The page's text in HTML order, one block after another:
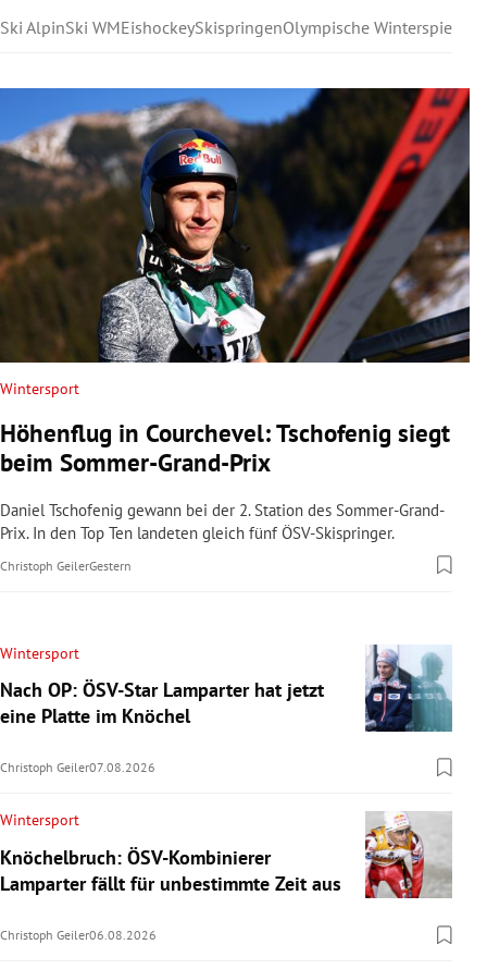
Ski AlpinSki WMEishockeySkispringenOlympische Winterspiele
Wintersport
Höhenflug in Courchevel: Tschofenig siegt
beim Sommer-Grand-Prix
Daniel Tschofenig gewann bei der 2. Station des Sommer-Grand-
Prix. In den Top Ten landeten gleich fünf ÖSV-Skispringer.
Christoph GeilerGestern
Wintersport
Nach OP: ÖSV-Star Lamparter hat jetzt
eine Platte im Knöchel
Christoph Geiler07.08.2026
Wintersport
Knöchelbruch: ÖSV-Kombinierer
Lamparter fällt für unbestimmte Zeit aus
Christoph Geiler06.08.2026